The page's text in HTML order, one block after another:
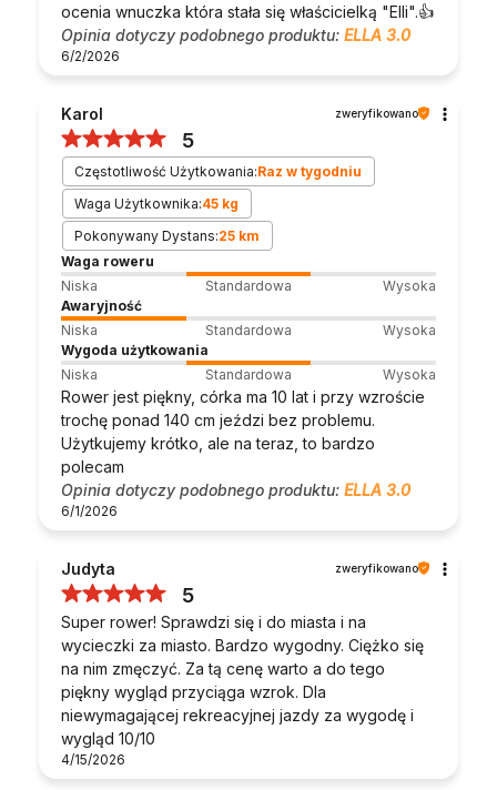
ocenia wnuczka która stała się właścicielką "Elli".👍️
Opinia dotyczy podobnego produktu: ELLA 3.0
6/2/2026
Karol zweryfikowano
5
Częstotliwość Użytkowania:Raz w tygodniu
Waga Użytkownika:45 kg
Pokonywany Dystans:25 km
Waga roweru
Niska
Standardowa
Wysoka
Awaryjność
Niska
Standardowa
Wysoka
Wygoda użytkowania
Niska
Standardowa Wysoka
Rower jest piękny, córka ma 10 lat i przy wzroście
trochę ponad 140 cm jeździ bez problemu.
Użytkujemy krótko, ale na teraz, to bardzo
polecam
Opinia dotyczy podobnego produktu: ELLA 3.0
6/1/2026
Judyta zweryfikowano
5
Super rower! Sprawdzi się i do miasta i na
wycieczki za miasto. Bardzo wygodny. Ciężko się
na nim zmęczyć. Za tą cenę warto a do tego
piękny wygląd przyciąga wzrok. Dla
niewymagającej rekreacyjnej jazdy za wygodę i
wygląd 10/10
4/15/2026